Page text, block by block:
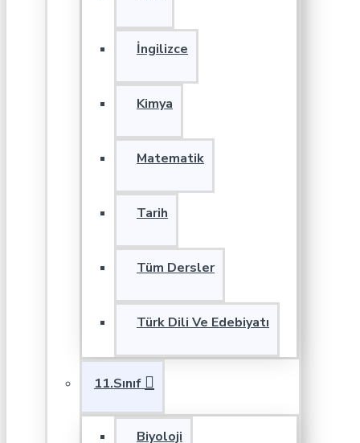
İngilizce
Kimya
Matematik
Tarih
Tüm Dersler
Türk Dili Ve Edebiyatı
11.Sınıf
Biyoloji